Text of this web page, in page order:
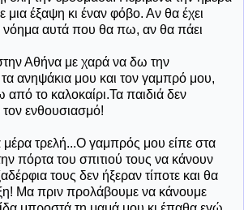
έξαψη κι έναν φόβο. Αν θα έχει
νόημα αυτά που θα πω, αν θα πάει
στην Αθήνα με χαρά να δω την
τα ανηψάκια μου και τον γαμπρό μου,
το καλοκαίρι.Τα παιδιά δεν
ενθουσιασμό!
μέρα τρελή...Ο γαμπρός μου είπε στα
πόρτα του σπιτιού τους να κάνουν
τους δεν ήξεραν τίποτε και θα
Μα πριν προλάβουμε να κάνουμε